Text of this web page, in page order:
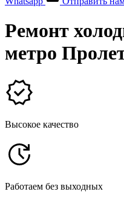
Ремонт
метро
Высокое качество
Работаем без выходных